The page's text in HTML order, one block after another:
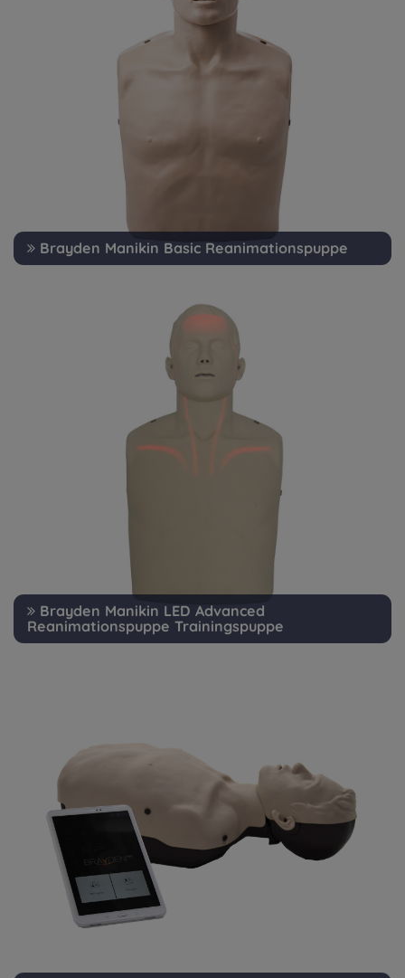
Brayden Manikin Basic Reanimationspuppe
Brayden Manikin LED Advanced
Reanimationspuppe Trainingspuppe